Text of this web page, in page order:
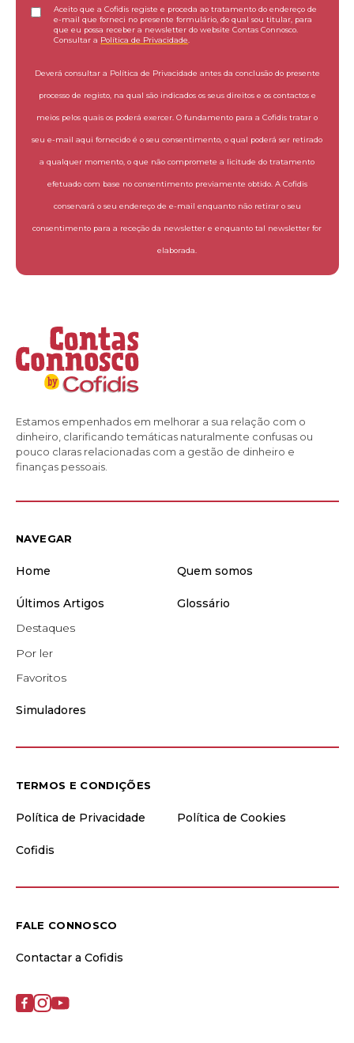
Aceito que a Cofidis registe e proceda ao tratamento do endereço de
e-mail que forneci no presente formulário, do qual sou titular, para
que eu possa receber a newsletter do website Contas Connosco.
Consultar a Política de Privacidade.
Deverá consultar a Política de Privacidade antes da conclusão do presente
processo de registo, na qual são indicados os seus direitos e os contactos e
meios pelos quais os poderá exercer. O fundamento para a Cofidis tratar o
seu e-mail aqui fornecido é o seu consentimento, o qual poderá ser retirado
a qualquer momento, o que não compromete a licitude do tratamento
efetuado com base no consentimento previamente obtido. A Cofidis
conservará o seu endereço de e-mail enquanto não retirar o seu
consentimento para a receção da newsletter e enquanto tal newsletter for
elaborada.
Estamos empenhados em melhorar a sua relação com o
dinheiro, clarificando temáticas naturalmente confusas ou
pouco claras relacionadas com a gestão de dinheiro e
finanças pessoais.
NAVEGAR
Home Quem somos
Últimos Artigos
Destaques
Por ler
Favoritos
Glossário
Simuladores
TERMOS E CONDIÇÕES
Política de Privacidade Política de Cookies
Cofidis
FALE CONNOSCO
Contactar a Cofidis